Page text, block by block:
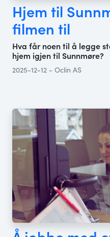
Hjem til
filmen til
Hva får noen til å legge
hjem igjen til Sunnmøre?
2025-12-12 - Oclin AS